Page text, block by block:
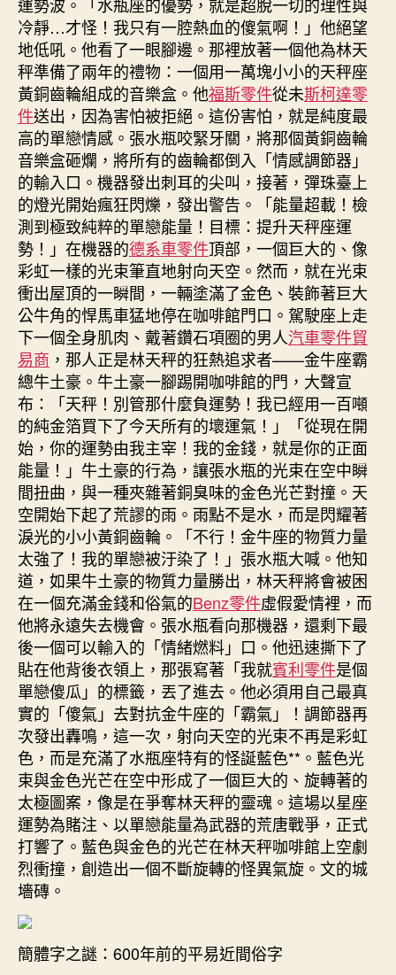
冷靜…才怪！我只有一腔熱血的傻氣啊！」他絕望
地低吼。他看了一眼腳邊。那裡放著一個他為林天
秤準備了兩年的禮物：一個用一萬塊小小的天秤座
黃銅齒輪組成的音樂盒。他福斯零件從未斯柯達零
件送出，因為害怕被拒絕。這份害怕，就是純度最
高的單戀情感。張水瓶咬緊牙關，將那個黃銅齒輪
音樂盒砸爛，將所有的齒輪都倒入「情感調節器」
的輸入口。機器發出刺耳的尖叫，接著，彈珠臺上
的燈光開始瘋狂閃爍，發出警告。「能量超載！檢
測到極致純粹的單戀能量！目標：提升天秤座運
勢！」在機器的德系車零件頂部，一個巨大的、像
彩虹一樣的光束筆直地射向天空。然而，就在光束
衝出屋頂的一瞬間，一輛塗滿了金色、裝飾著巨大
公牛角的悍馬車猛地停在咖啡館門口。駕駛座上走
下一個全身肌肉、戴著鑽石項圈的男人汽車零件貿
易商 ，那人正是林天秤的狂熱追求者——金牛座霸
總牛土豪。牛土豪一腳踢開咖啡館的門，大聲宣
布：「天秤！別管那什麼負運勢！我已經用一百噸
的純金箔買下了今天所有的壞運氣！」「從現在開
始，你的運勢由我主宰！我的金錢，就是你的正面
能量！」牛土豪的行為，讓張水瓶的光束在空中瞬
間扭曲，與一種夾雜著銅臭味的金色光芒對撞。天
空開始下起了荒謬的雨。雨點不是水，而是閃耀著
淚光的小小黃銅齒輪。「不行！金牛座的物質力量
太強了！我的單戀被汙染了！」張水瓶大喊。他知
道，如果牛土豪的物質力量勝出，林天秤將會被困
在一個充滿金錢和俗氣的Benz零件虛假愛情裡，而
他將永遠失去機會。張水瓶看向那機器，還剩下最
後一個可以輸入的「情緒燃料」口。他迅速撕下了
貼在他背後衣領上，那張寫著「我就賓利零件是個
單戀傻瓜」的標籤，丟了進去。他必須用自己最真
實的「傻氣」去對抗金牛座的「霸氣」！調節器再
次發出轟鳴，這一次，射向天空的光束不再是彩虹
色，而是充滿了水瓶座特有的怪誕藍色**。藍色光
束與金色光芒在空中形成了一個巨大的、旋轉著的
太極圖案，像是在爭奪林天秤的靈魂。這場以星座
運勢為賭注、以單戀能量為武器的荒唐戰爭，正式
打響了。藍色與金色的光芒在林天秤咖啡館上空劇
烈衝撞，創造出一個不斷旋轉的怪異氣旋。文的城
墻磚。
簡體字之謎：600年前的平易近間俗字